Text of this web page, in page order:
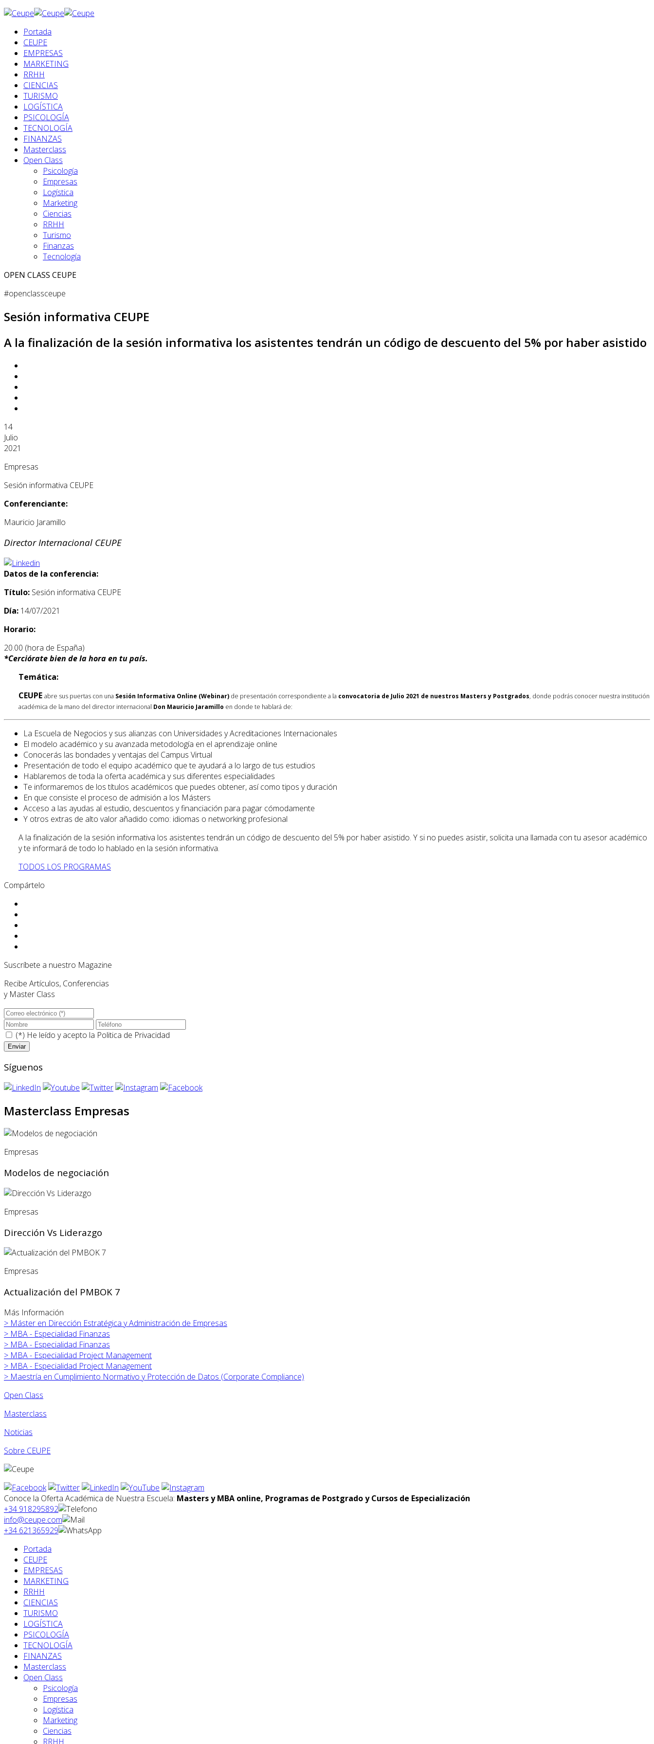
Portada
CEUPE
EMPRESAS
MARKETING
RRHH
CIENCIAS
TURISMO
LOGÍSTICA
PSICOLOGÍA
TECNOLOGÍA
FINANZAS
Masterclass
Open Class
Psicología
Empresas
Logística
Marketing
Ciencias
RRHH
Turismo
Finanzas
Tecnología
OPEN CLASS CEUPE
#openclassceupe
Sesión informativa CEUPE
A la finalización de la sesión informativa los asistentes tendrán un código de descuento del 5% por haber asistido
14
Julio
2021
Empresas
Sesión informativa CEUPE
Conferenciante:
Mauricio Jaramillo
Director Internacional CEUPE
Datos de la conferencia:
Título: Sesión informativa CEUPE
Día: 14/07/2021
Horario:
20.00 (hora de España)
*Cerciórate bien de la hora en tu país.
Temática:
CEUPE abre sus puertas con una Sesión Informativa Online (Webinar) de presentación correspondiente a la convocatoria de Julio 2021 de nuestros Masters y Postgrados, donde podrás conocer nuestra institución
académica de la mano del director internacional Don Mauricio Jaramillo en donde te hablará de:
La Escuela de Negocios y sus alianzas con Universidades y Acreditaciones Internacionales
El modelo académico y su avanzada metodología en el aprendizaje online
Conocerás las bondades y ventajas del Campus Virtual
Presentación de todo el equipo académico que te ayudará a lo largo de tus estudios
Hablaremos de toda la oferta académica y sus diferentes especialidades
Te informaremos de los títulos académicos que puedes obtener, así como tipos y duración
En que consiste el proceso de admisión a los Másters
Acceso a las ayudas al estudio, descuentos y financiación para pagar cómodamente
Y otros extras de alto valor añadido como: idiomas o networking profesional
A la finalización de la sesión informativa los asistentes tendrán un código de descuento del 5% por haber asistido. Y si no puedes asistir, solicita una llamada con tu asesor académico
y te informará de todo lo hablado en la sesión informativa.
TODOS LOS PROGRAMAS
Compártelo
Suscríbete a nuestro Magazine
Recibe Artículos, Conferencias
y Master Class
(*) He leído y acepto la Politica de Privacidad
Síguenos
Masterclass Empresas
Empresas
Modelos de negociación
Empresas
Dirección Vs Liderazgo
Empresas
Actualización del PMBOK 7
Más Información
> Máster en Dirección Estratégica y Administración de Empresas
> MBA - Especialidad Finanzas
> MBA - Especialidad Finanzas
> MBA - Especialidad Project Management
> MBA - Especialidad Project Management
> Maestría en Cumplimiento Normativo y Protección de Datos (Corporate Compliance)
Open Class
Masterclass
Noticias
Sobre CEUPE
Conoce la Oferta Académica de Nuestra Escuela: Masters y MBA online, Programas de Postgrado y Cursos de Especialización
+34 918295892
info@ceupe.com
+34 621365929
Portada
CEUPE
EMPRESAS
MARKETING
RRHH
CIENCIAS
TURISMO
LOGÍSTICA
PSICOLOGÍA
TECNOLOGÍA
FINANZAS
Masterclass
Open Class
Psicología
Empresas
Logística
Marketing
Ciencias
RRHH